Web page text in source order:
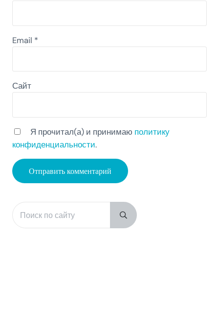
Email *
Сайт
Я прочитал(а) и принимаю политику
конфиденциальности.
Sidebar
Поиск по сайту
Submit search